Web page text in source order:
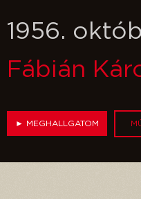
1956.
Fábián
► MEGHALLGATOM